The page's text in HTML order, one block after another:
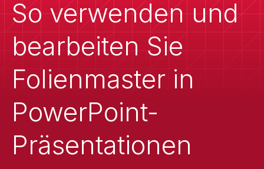
So verwenden und
bearbeiten Sie
Folienmaster in
PowerPoint-
Präsentationen